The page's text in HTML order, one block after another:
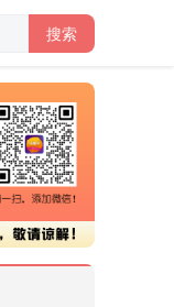
搜索